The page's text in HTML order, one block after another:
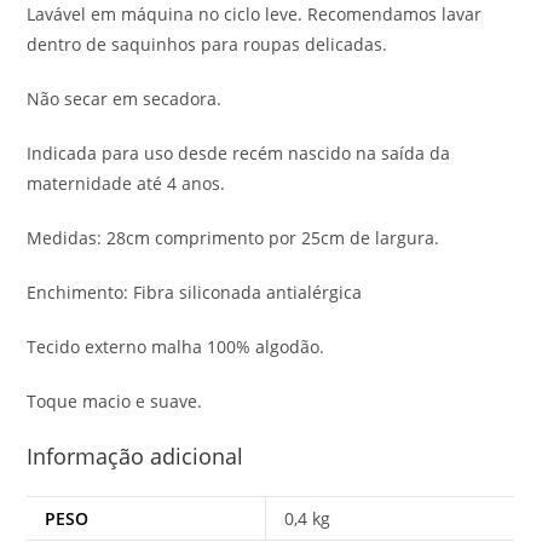
Lavável em máquina no ciclo leve. Recomendamos lavar
dentro de saquinhos para roupas delicadas.
Não secar em secadora.
Indicada para uso desde recém nascido na saída da
maternidade até 4 anos.
Medidas: 28cm comprimento por 25cm de largura.
Enchimento: Fibra siliconada antialérgica
Tecido externo malha 100% algodão.
Toque macio e suave.
Informação adicional
PESO 0,4 kg